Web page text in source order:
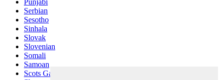
Punjabi
Serbian
Sesotho
Sinhala
Slovak
Slovenian
Somali
Samoan
Scots Gaelic